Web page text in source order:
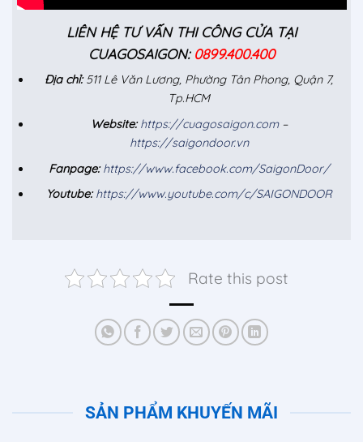
LIÊN HỆ TƯ VẤN THI CÔNG CỬA TẠI
CUAGOSAIGON: 0899.400.400
Địa chỉ:511 Lê Văn Lương, Phường Tân Phong, Quận 7,
Tp.HCM
Website: https://cuagosaigon.com–
https://saigondoor.vn
Fanpage: https://www.facebook.com/SaigonDoor/
Youtube:https://www.youtube.com/c/SAIGONDOOR
Rate this post
SẢN PHẨM KHUYẾN MÃI